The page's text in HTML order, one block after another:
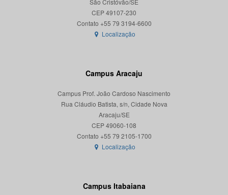
São Cristóvão/SE
CEP 49107-230
Localização
Campus Aracaju
Campus Prof. João Cardoso Nascimento
Rua Cláudio Batista, s/n, Cidade Nova
Aracaju/SE
CEP 49060-108
Localização
Campus Itabaiana